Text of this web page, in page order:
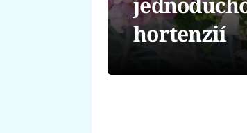
hortenzií